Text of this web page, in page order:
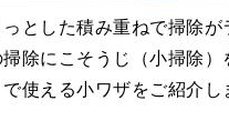
とした積み重ねで掃除が
除にこそうじ（小掃除
使える小ワザをご紹介し